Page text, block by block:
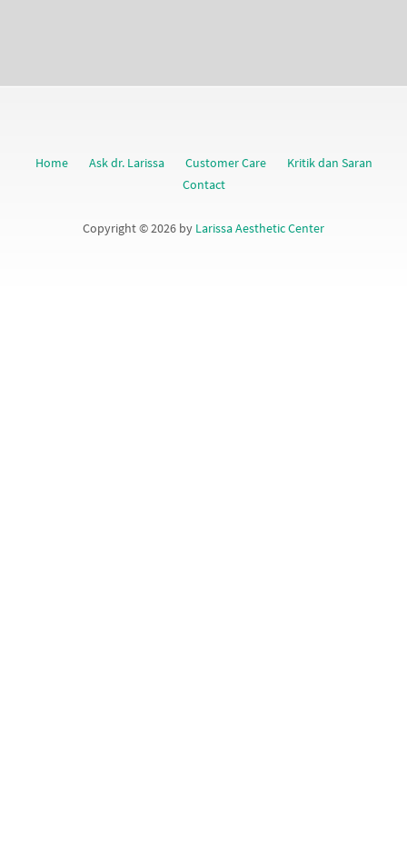
Home Ask dr. Larissa Customer Care
Kritik dan Saran
Contact
Copyright © 2026 by Larissa Aesthetic Center